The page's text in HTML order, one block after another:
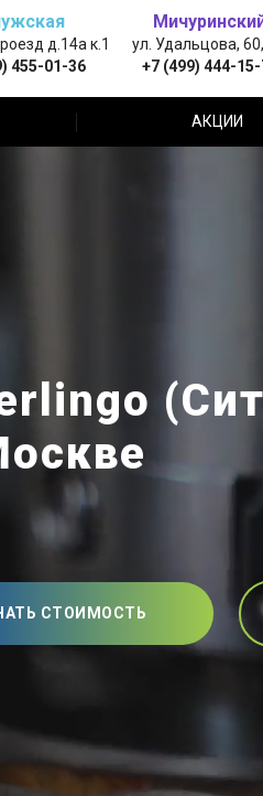
д.14а к.1
455-01-36
ул. Удальцова, 60,
+7 (499) 444-15-
АКЦИИ
СТОИМОСТЬ